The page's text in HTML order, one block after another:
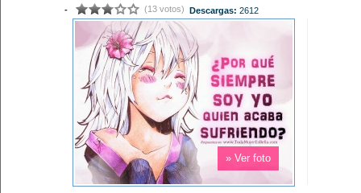
- (13 votos) Descargas: 2612
» Ver foto